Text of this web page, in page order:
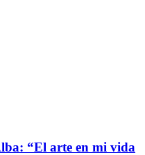
“El arte en mi vida